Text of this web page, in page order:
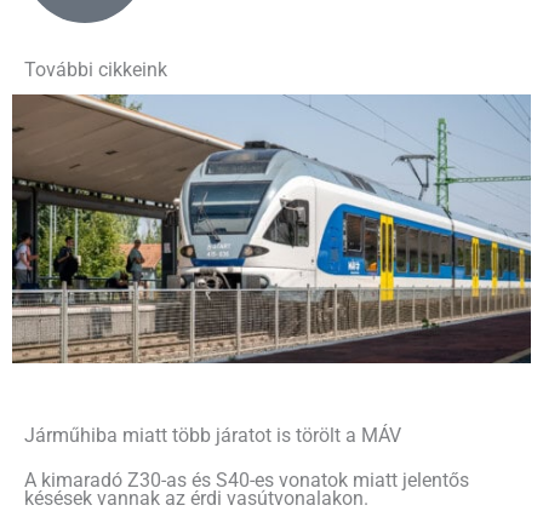
További cikkeink
Járműhiba miatt több járatot is törölt a MÁV
A kimaradó Z30-as és S40-es vonatok miatt jelentős
késések vannak az érdi vasútvonalakon.